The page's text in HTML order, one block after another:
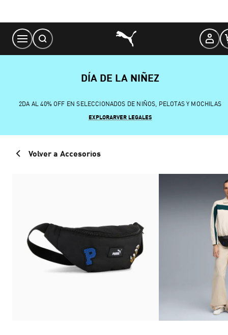
Content
DÍA DE LA NIÑEZ
2DA AL 40% OFF EN SELECCIONADOS DE NIÑOS, PELOTAS Y MOCHILAS
EXPLORARVER LEGALES
Volver a Accesorios